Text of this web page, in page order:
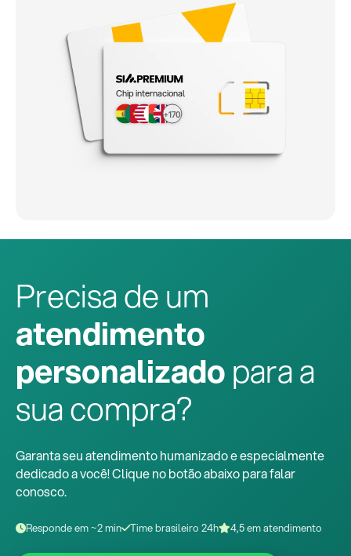
Chip internacional
+170
Precisa de um
atendimento
personalizadopara a
sua compra?
Garanta seu atendimento humanizado e especialmente
dedicado a você! Clique no botão abaixo para falar
conosco.
Responde em ~2 min Time brasileiro 24h 4,5 em atendimento